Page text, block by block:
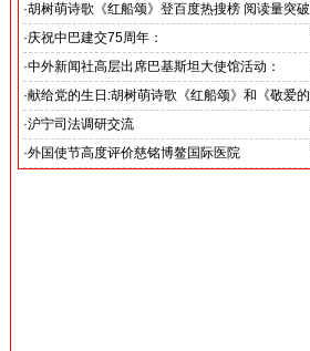
·胡树萌诗歌《红船颂》登百度热搜榜 阅读量突破
数亿次 打破“曲高和寡”的传播困境
·庆祝中巴建交75周年：
韦燕总裁同多国大使出席巴基斯坦驻华大使馆举
节”
·中外新闻社高层出席巴基斯坦大使馆活动：
医药、保健和生物科技职业技术教育与培训专题
·献给党的生日:胡树萌诗歌《红船颂》和《敬爱的
党啊 我怎能不为你放声歌唱》
·沪宁司法调研交流
共探司法鉴定发展新路
·外国使节高度评价慈铭博鳌国际医院